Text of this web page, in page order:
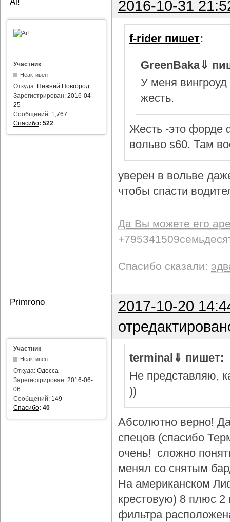
2016-10-31
Участник
Неактивен
Откуда: Нижний Новгород
Зарегистрирован: 2016-04-
25
Сообщений: 1,767
Спасибо: 522
f-rider пишет:
GreenBaka⇓
У меня вингроуд
жесть.
Жесть -это форде
вольво s60. Там
уверен в вольве
чтобы спасти
Да Вы можете его
Спасибо сказали:
Primrono
2017-10-20
Участник
Неактивен
Откуда: Одесса
Зарегистрирован: 2016-06-
06
Сообщений: 149
Спасибо: 40
terminal⇓ пишет:
Не представляю,
))
Абсолютно верно!
спецов (спасибо
очень! сложно
менял со снятым
На американском
крестовую) 8 плюс 2
фильтра